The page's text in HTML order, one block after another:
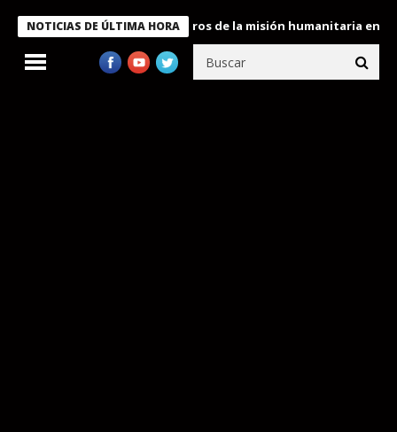
NOTICIAS DE ÚLTIMA HORA
condecora a miembros de la misión humanitaria enviada a